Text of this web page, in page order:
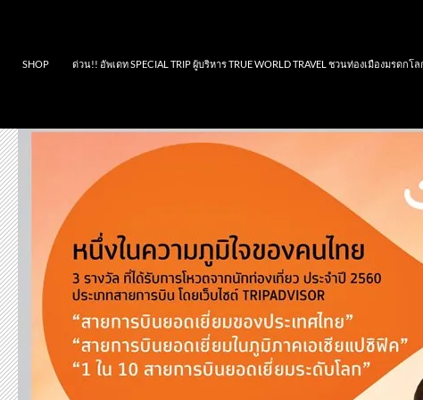
SHOP ด่วน!! อัพเดท SPECIAL TRIP ผู้บริหาร TRUE WORLD TRAVEL ชวนท่องเมืองมรดกโล